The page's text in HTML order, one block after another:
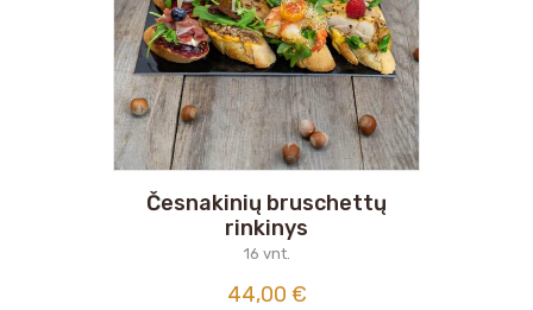
Česnakinių bruschettų
rinkinys
16 vnt.
44,00 €